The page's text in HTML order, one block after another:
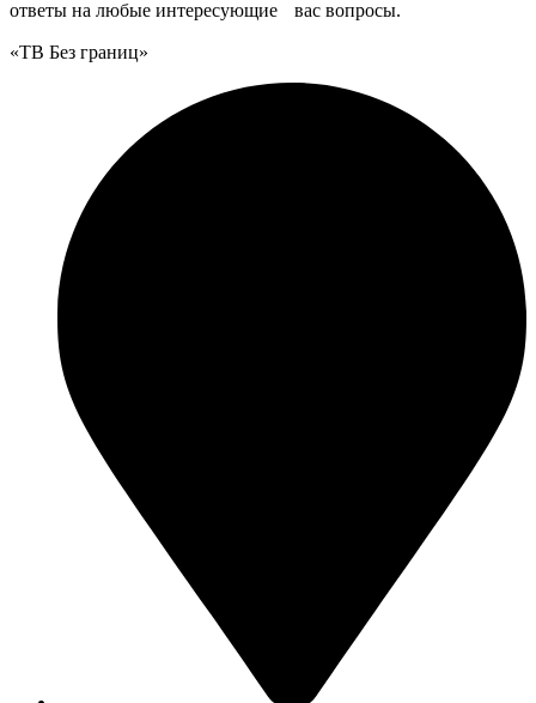
ответы на любые интересующие вас вопросы.
«ТВ Без границ»